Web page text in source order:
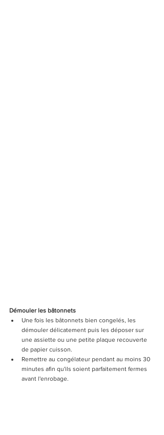
Démouler les bâtonnets
Une fois les bâtonnets bien congelés, les
démouler délicatement puis les déposer sur
une assiette ou une petite plaque recouverte
de papier cuisson.
Remettre au congélateur pendant au moins 30
minutes afin qu'ils soient parfaitement fermes
avant l'enrobage.